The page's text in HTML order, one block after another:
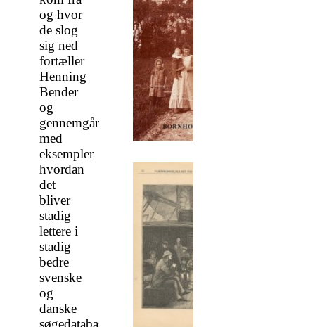
og hvor
de slog
sig ned
fortæller
Henning
Bender
og
gennemgår
med
eksempler
hvordan
det
bliver
stadig
lettere i
stadig
bedre
svenske
og
danske
søgedatabaser.